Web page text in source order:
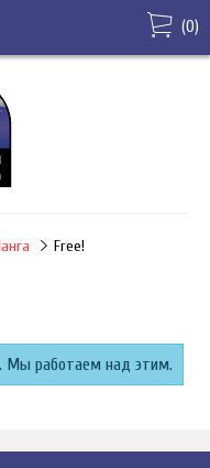
(0)
Free!
Мы работаем над этим.